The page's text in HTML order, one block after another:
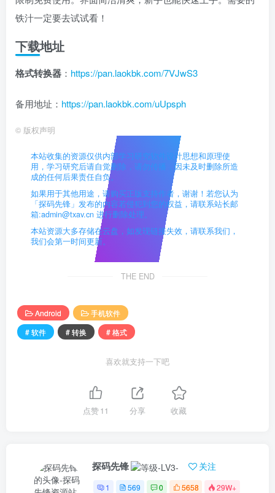
铁汁一定要去试试看！
下载地址
格式转换器 ： https://pan.laokbk.com/7VJwS3
备用地址： https://pan.laokbk.com/uUpsph
© 版权声明
本站收集的资源仅供内部学习研究软件设计思想和原理使
用，学习研究后请自觉删除，请勿传播，因未及时删除所造
成的任何后果责任自负。
如果用于其他用途，请购买正版支持作者，谢谢！若您认为
「探码先锋」发布的内容若侵犯到您的权益，请联系站长邮
箱:admin@txav.cn 进行删除处理。
本站资源大多存储在云盘，如发现链接失效，请联系我们，
我们会第一时间更新。
THE END
Android
手机软件
# 软件
# 转换 # 格式
喜欢就支持一下吧
点赞11 分享 收藏
探码先锋 关注
1 569 0 5658 29W+